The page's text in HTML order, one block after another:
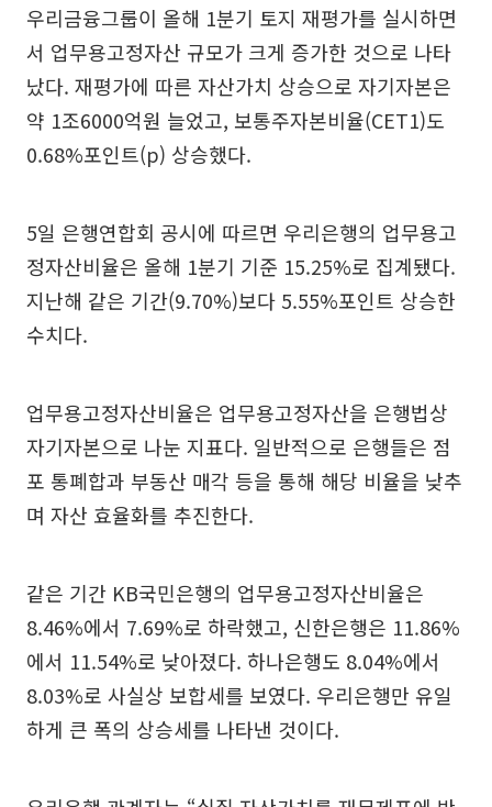
우리금융그룹이 올해 1분기 토지 재평가를 실시하면
서 업무용고정자산 규모가 크게 증가한 것으로 나타
났다. 재평가에 따른 자산가치 상승으로 자기자본은
약 1조6000억원 늘었고, 보통주자본비율(CET1)도
0.68%포인트(p) 상승했다.
5일 은행연합회 공시에 따르면 우리은행의 업무용고
정자산비율은 올해 1분기 기준 15.25%로 집계됐다.
지난해 같은 기간(9.70%)보다 5.55%포인트 상승한
수치다.
업무용고정자산비율은 업무용고정자산을 은행법상
자기자본으로 나눈 지표다. 일반적으로 은행들은 점
포 통폐합과 부동산 매각 등을 통해 해당 비율을 낮추
며 자산 효율화를 추진한다.
같은 기간 KB국민은행의 업무용고정자산비율은
8.46%에서 7.69%로 하락했고, 신한은행은 11.86%
에서 11.54%로 낮아졌다. 하나은행도 8.04%에서
8.03%로 사실상 보합세를 보였다. 우리은행만 유일
하게 큰 폭의 상승세를 나타낸 것이다.